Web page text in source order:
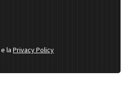
laPrivacy Policy